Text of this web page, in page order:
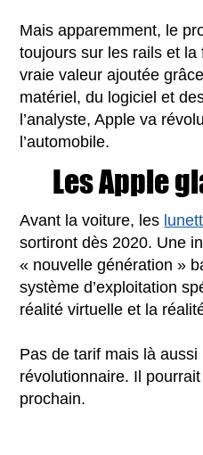
Mais apparemment, le
toujours sur les rails et
vraie valeur ajoutée
matériel, du logiciel et
l’analyste, Apple va
l’automobile.
Les Apple
Avant la voiture, les
sortiront dès 2020. Une
« nouvelle génération »
système d’exploitation
réalité virtuelle et la
Pas de tarif mais là aussi
révolutionnaire. Il
prochain.